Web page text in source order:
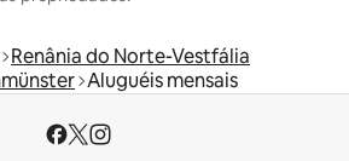
Renânia do Norte-Vestfália
Aluguéis mensais